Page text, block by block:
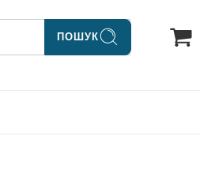
ПОШУК